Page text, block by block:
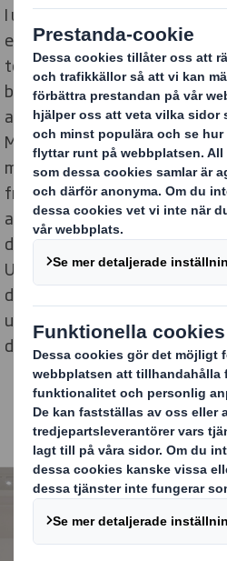
I utkanten av småländska
ett museum i ett
torklada som en gång låg på
besökaren av nutida
att uppmärksamma att det är
Mathsson-priset instiftades,
mars ut en omfattande
framstående formgivare,
arkitekter som fått
delas ut 1984.
Utställningen är formgiven av
designbyrån TAF som arbetat
unika lösningar i wellpapp
de olika unika objekten är